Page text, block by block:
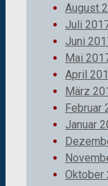
August
Juli
Juni
Mai
April
März
Februar
Januar
Oktober